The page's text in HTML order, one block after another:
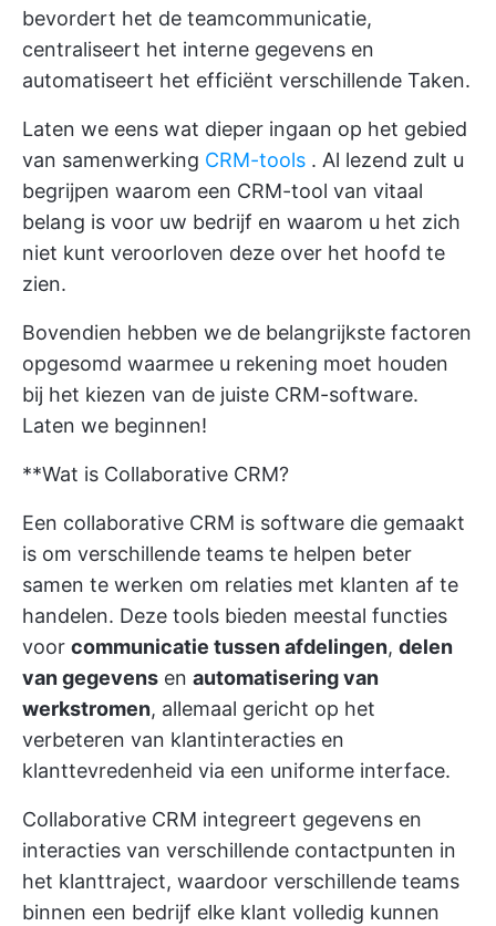
bevordert het de teamcommunicatie,
centraliseert het interne gegevens en
automatiseert het efficiënt verschillende Taken.
Laten we eens wat dieper ingaan op het gebied
van samenwerking CRM-tools . Al lezend zult u
begrijpen waarom een CRM-tool van vitaal
belang is voor uw bedrijf en waarom u het zich
niet kunt veroorloven deze over het hoofd te
zien.
Bovendien hebben we de belangrijkste factoren
opgesomd waarmee u rekening moet houden
bij het kiezen van de juiste CRM-software.
Laten we beginnen!
**Wat is Collaborative CRM?
Een collaborative CRM is software die gemaakt
is om verschillende teams te helpen beter
samen te werken om relaties met klanten af te
handelen. Deze tools bieden meestal functies
voor communicatie tussen afdelingen, delen
van gegevens en automatisering van
werkstromen, allemaal gericht op het
verbeteren van klantinteracties en
klanttevredenheid via een uniforme interface.
Collaborative CRM integreert gegevens en
interacties van verschillende contactpunten in
het klanttraject, waardoor verschillende teams
binnen een bedrijf elke klant volledig kunnen